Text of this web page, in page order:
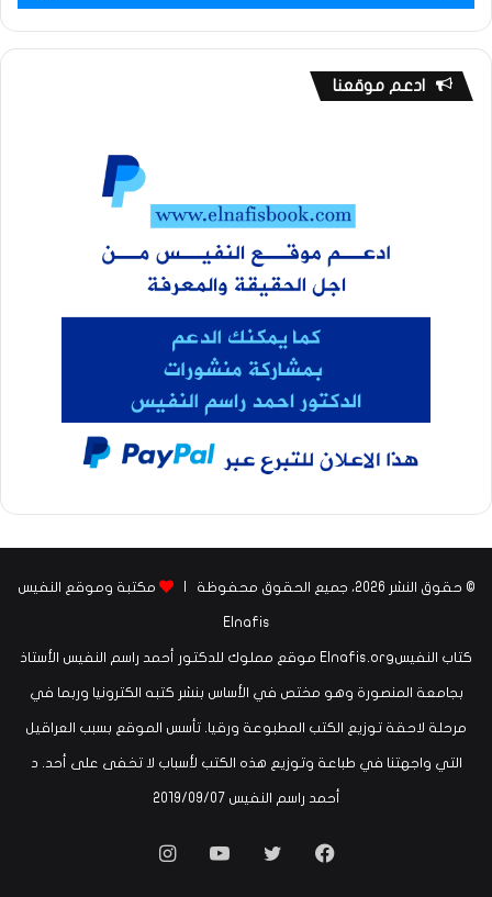
ادعم موقعنا
© حقوق النشر 2026، جميع الحقوق محفوظة | مكتبة وموقع النفيس
Elnafis
كتاب النفيسElnafis.org موقع مملوك للدكتور أحمد راسم النفيس الأستاذ
بجامعة المنصورة وهو مختص في الأساس بنشر كتبه الكترونيا وربما في
مرحلة لاحقة توزيع الكتب المطبوعة ورقيا. تأسس الموقع بسبب العراقيل
التي واجهتنا في طباعة وتوزيع هذه الكتب لأسباب لا تخفى على أحد. د
أحمد راسم النفيس ‏07‏/09‏/2019
فيسبوكتويتر يوتيوبانستقرام